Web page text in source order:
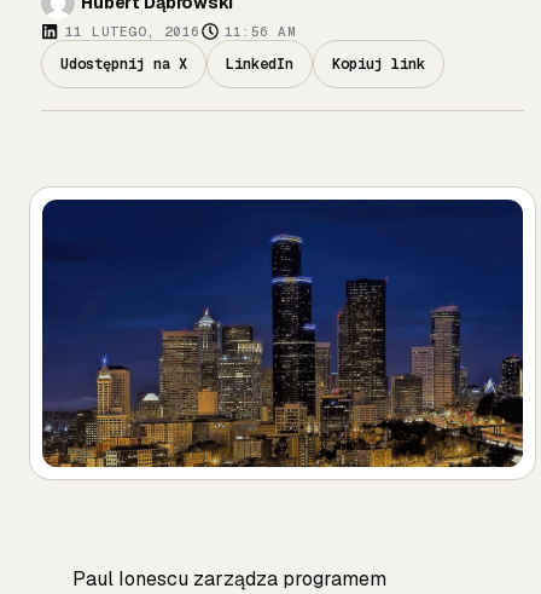
11 LUTEGO, 2016 11:56 AM
Udostępnij na X LinkedIn Kopiuj link
Paul Ionescu zarządza programem